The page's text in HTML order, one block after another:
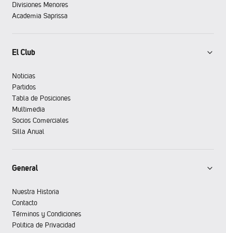
Divisiones Menores
Academia Saprissa
El Club
Noticias
Partidos
Tabla de Posiciones
Multimedia
Socios Comerciales
Silla Anual
General
Nuestra Historia
Contacto
Términos y Condiciones
Política de Privacidad